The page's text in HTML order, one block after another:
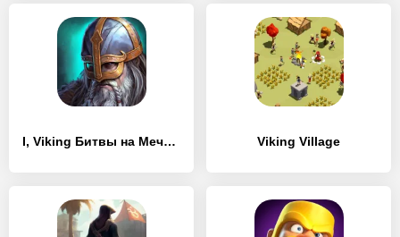
I, Viking Битвы на Мечах и Сражения Викингов Viking Village